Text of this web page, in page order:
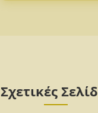
Σχετικές